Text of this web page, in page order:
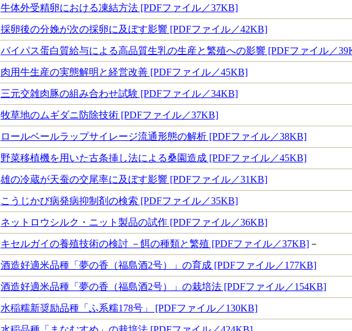
牛体外受精卵における凍結方法 [PDFファイル／37KB]
採卵後の分娩が次の採卵に及ぼす影響 [PDFファイル／42KB]
バイパス蛋白質給与による高品質生乳の生産と繁殖への影響 [PDFファイル／
肉用牛生産の実態解明と経営改善 [PDFファイル／45KB]
三元交雑肉豚の組み合わせ試験 [PDFファイル／34KB]
牧草地のムギダニ防除技術 [PDFファイル／37KB]
ロールベールラップサイレージ流通形態の解析 [PDFファイル／38KB]
野菜移植機を用いた古条挿し法による桑園造成 [PDFファイル／45KB]
雄の冷蔵が天蚕の交尾率に及ぼす影響 [PDFファイル／31KB]
こうじかび病発病抑制剤の検索 [PDFファイル／35KB]
ネットロウシルク・ニット製品の試作 [PDFファイル／36KB]
キセルガイの養殖技術の検討 －餌の種類と繁殖 [PDFファイル／37KB]－
酒造好適米品種「夢の香（福島酒2号）」の育成 [PDFファイル／177KB]
酒造好適米品種「夢の香（福島酒2号）」の栽培法 [PDFファイル／154KB]
水稲糯新奨励品種「ふ系糯178号」 [PDFファイル／130KB]